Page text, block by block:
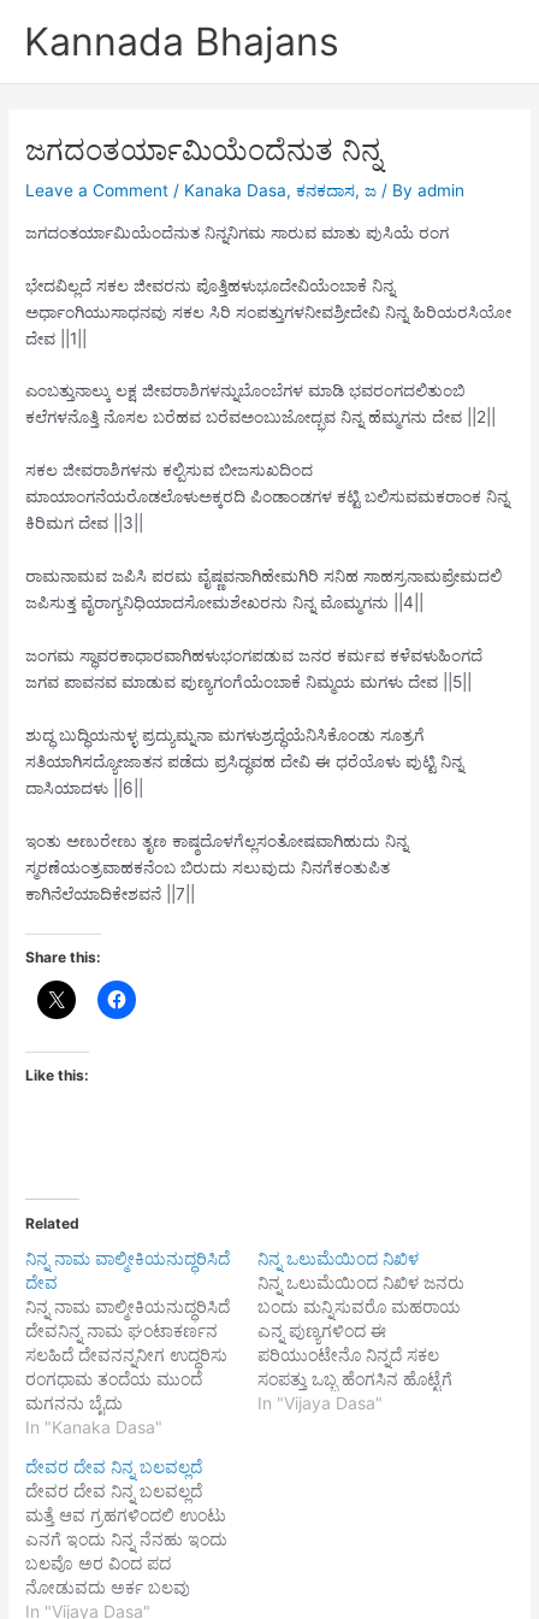
Kannada Bhajans
ಜಗದಂತರ್ಯಾಮಿಯೆಂದೆನುತ ನಿನ್ನ
Leave a Comment / Kanaka Dasa,ಕನಕದಾಸ,ಜ / Byadmin
ಜಗದಂತರ್ಯಾಮಿಯೆಂದೆನುತ ನಿನ್ನನಿಗಮ ಸಾರುವ ಮಾತು ಪುಸಿಯೆ ರಂಗ
ಭೇದವಿಲ್ಲದೆ ಸಕಲ ಜೀವರನು ಪೊತ್ತಿಹಳುಭೂದೇವಿಯೆಂಬಾಕೆ ನಿನ್ನ
ಅರ್ಧಾಂಗಿಯುಸಾಧನವು ಸಕಲ ಸಿರಿ ಸಂಪತ್ತುಗಳನೀವಶ್ರೀದೇವಿ ನಿನ್ನ ಹಿರಿಯರಸಿಯೋ
ದೇವ ||1||
ಎಂಬತ್ತುನಾಲ್ಕು ಲಕ್ಷ ಜೀವರಾಶಿಗಳನ್ನುಬೊಂಬೆಗಳ ಮಾಡಿ ಭವರಂಗದಲಿತುಂಬಿ
ಕಲೆಗಳನೊತ್ತಿ ನೊಸಲ ಬರೆಹವ ಬರೆವಅಂಬುಜೋದ್ಭವ ನಿನ್ನ ಹೆಮ್ಮಗನು ದೇವ ||2||
ಸಕಲ ಜೀವರಾಶಿಗಳನು ಕಲ್ಪಿಸುವ ಬೀಜಸುಖದಿಂದ
ಮಾಯಾಂಗನೆಯರೊಡಲೊಳುಅಕ್ಕರದಿ ಪಿಂಡಾಂಡಗಳ ಕಟ್ಟಿ ಬಲಿಸುವಮಕರಾಂಕ ನಿನ್ನ
ಕಿರಿಮಗ ದೇವ ||3||
ರಾಮನಾಮವ ಜಪಿಸಿ ಪರಮ ವೈಷ್ಣವನಾಗಿಹೇಮಗಿರಿ ಸನಿಹ ಸಾಹಸ್ರನಾಮಪ್ರೇಮದಲಿ
ಜಪಿಸುತ್ತ ವೈರಾಗ್ಯನಿಧಿಯಾದಸೋಮಶೇಖರನು ನಿನ್ನ ಮೊಮ್ಮಗನು ||4||
ಜಂಗಮ ಸ್ಥಾವರಕಾಧಾರವಾಗಿಹಳುಭಂಗಪಡುವ ಜನರ ಕರ್ಮವ ಕಳೆವಳುಹಿಂಗದೆ
ಜಗವ ಪಾವನವ ಮಾಡುವ ಪುಣ್ಯಗಂಗೆಯೆಂಬಾಕೆ ನಿಮ್ಮಯ ಮಗಳು ದೇವ ||5||
ಶುದ್ಧ ಬುದ್ಧಿಯನುಳ್ಳ ಪ್ರದ್ಯುಮ್ನನಾ ಮಗಳುಶ್ರದ್ಧೆಯೆನಿಸಿಕೊಂಡು ಸೂತ್ರಗೆ
ಸತಿಯಾಗಿಸದ್ಯೋಜಾತನ ಪಡೆದು ಪ್ರಸಿದ್ಧವಹ ದೇವಿ ಈ ಧರೆಯೊಳು ಪುಟ್ಟಿ ನಿನ್ನ
ದಾಸಿಯಾದಳು ||6||
ಇಂತು ಅಣುರೇಣು ತೃಣ ಕಾಷ್ಠದೊಳಗೆಲ್ಲಸಂತೋಷವಾಗಿಹುದು ನಿನ್ನ
ಸ್ಮರಣೆಯಂತ್ರವಾಹಕನೆಂಬ ಬಿರುದು ಸಲುವುದು ನಿನಗೆಕಂತುಪಿತ
ಕಾಗಿನೆಲೆಯಾದಿಕೇಶವನೆ ||7||
Share this:
Like this:
Related
ನಿನ್ನ ನಾಮ ವಾಲ್ಮೀಕಿಯನುದ್ಧರಿಸಿದೆ
ದೇವ
ನಿನ್ನ ನಾಮ ವಾಲ್ಮೀಕಿಯನುದ್ಧರಿಸಿದೆ
ದೇವನಿನ್ನ ನಾಮ ಘಂಟಾಕರ್ಣನ
ಸಲಹಿದೆ ದೇವನನ್ನನೀಗ ಉದ್ಧರಿಸು
ರಂಗಧಾಮ ತಂದೆಯ ಮುಂದೆ
ಮಗನನು ಬೈದು
ಭಂಜಿಸಲುತಂದೆಯ ಮುಂದೆ
ಅಂಜಿಸಲುಕುಂದು ಗಂಡಗಲ್ಲದೆ
ಹೆಂಡತಿಗುಂಟೆನಿಂದನೆ ಎಲೆ
ದೇವ||1|| ದೊರೆ ನೋಡುತಿದ್ದಂತೆ
ಬಂಟನನುಪರರು ಕೊಂಡೊಯ್ಯಲು
ಕುಂದುಅರಸಗಲ್ಲದೆ
ಆಳಿಗೇನುಅರಿಯಂತೆ ಬಂದೆನ್ನ
In "Kanaka Dasa"
ನಿನ್ನ ಒಲುಮೆಯಿಂದ ನಿಖಿಳ
ನಿನ್ನ ಒಲುಮೆಯಿಂದ ನಿಖಿಳ ಜನರು
ಬಂದು ಮನ್ನಿಸುವರೊ ಮಹರಾಯ
ಎನ್ನ ಪುಣ್ಯಗಳಿಂದ ಈ
ಪರಿಯುಂಟೇನೊ ನಿನ್ನದೆ ಸಕಲ
ಸಂಪತ್ತು ಒಬ್ಬ ಹೆಂಗಸಿನ ಹೊಟ್ಟೆಗೆ
ಹಾಕುವುದಕಿನ್ನು
In "Vijaya Dasa"
ದೇವರ ದೇವ ನಿನ್ನ ಬಲವಲ್ಲದೆ
ದೇವರ ದೇವ ನಿನ್ನ ಬಲವಲ್ಲದೆ
ಮತ್ತೆ ಆವ ಗ್ರಹಗಳಿಂದಲಿ ಉಂಟು
ಎನಗೆ ಇಂದು ನಿನ್ನ ನೆನಹು ಇಂದು
ಬಲವೊ ಅರ ವಿಂದ ಪದ
ನೋಡುವದು ಅರ್ಕ ಬಲವು
ವಂದನ ಗೈದು ಮಂತ್ರಿ ಬಲವೋ
In "Vijaya Dasa"